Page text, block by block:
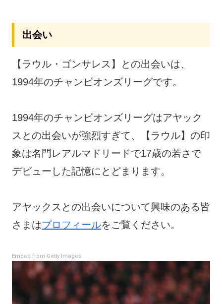
出会い
【ラウル・ゴンサレス】との出会いは、
1994年のチャンピオンズリーグです。
1994年のチャンピオンズリーグはアヤック
スとの出会いが強烈すぎて、【ラウル】の印
象は名門レアルマドリードで17歳の若さで
デビューした記憶にとどまります。
アヤックスとの出会いについて興味のある皆
さまはプロフィールをご覧ください。
Embed from Getty Images